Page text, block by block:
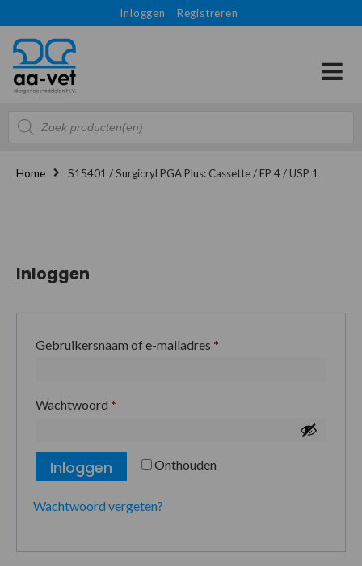
Inloggen Registreren
Producten
zoeken
Home S15401 / Surgicryl PGA Plus: Cassette / EP 4 / USP 1
Inloggen
Gebruikersnaam of e-mailadres *
Wachtwoord *
Onthouden
Inloggen
Wachtwoord vergeten?